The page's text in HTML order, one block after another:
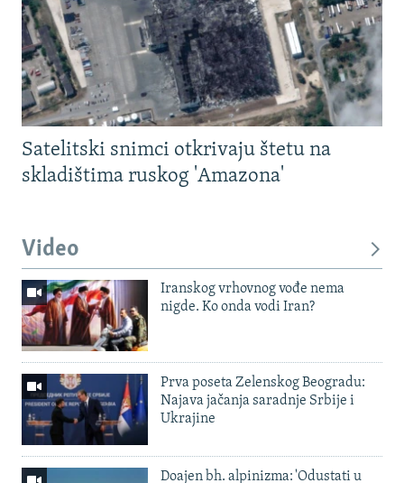
Satelitski snimci otkrivaju štetu na
skladištima ruskog 'Amazona'
Video
Iranskog vrhovnog vođe nema
nigde. Ko onda vodi Iran?
Prva poseta Zelenskog Beogradu:
Najava jačanja saradnje Srbije i
Ukrajine
Doajen bh. alpinizma: 'Odustati u